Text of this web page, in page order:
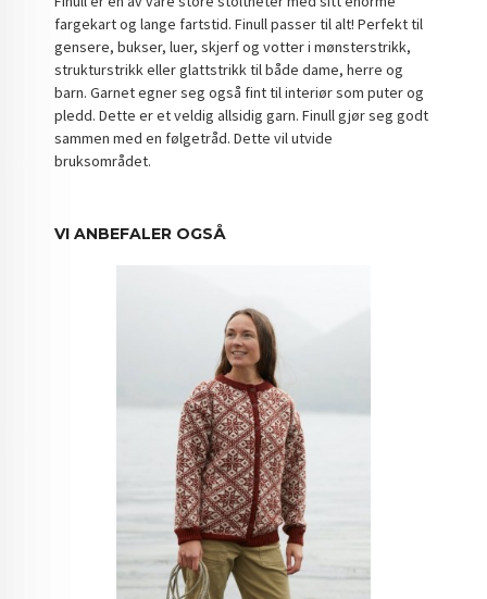
fargekart og lange fartstid. Finull passer til alt! Perfekt til
gensere, bukser, luer, skjerf og votter i mønsterstrikk,
strukturstrikk eller glattstrikk til både dame, herre og
barn. Garnet egner seg også fint til interiør som puter og
pledd. Dette er et veldig allsidig garn. Finull gjør seg godt
sammen med en følgetråd. Dette vil utvide
bruksområdet.
VI ANBEFALER OGSÅ